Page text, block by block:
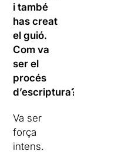
i també
has creat
el guió.
Com va
ser el
procés
d’escriptura?
Va ser
força
intens.